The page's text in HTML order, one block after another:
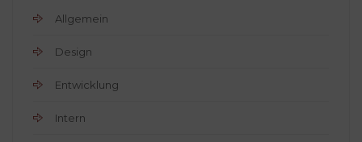
Allgemein
Design
Entwicklung
Intern